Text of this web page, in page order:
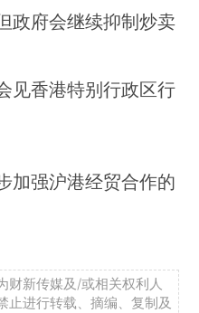
政府会继续抑制炒卖
见香港特别行政区行
加强沪港经贸合作的
财新传媒及/或相关权利人
止进行转载、摘编、复制及